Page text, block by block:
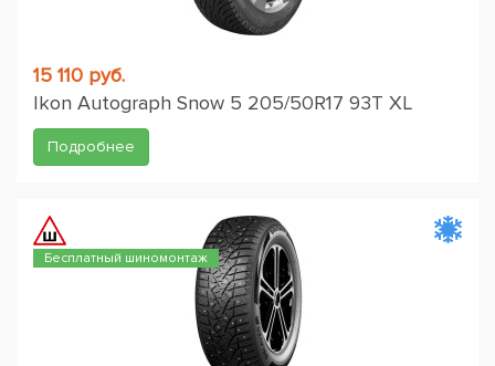
15 110 руб.
Ikon Autograph Snow 5 205/50R17 93T XL
Подробнее
Бесплатный шиномонтаж